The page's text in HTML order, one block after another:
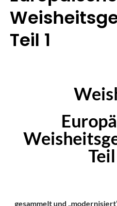
Teil 1
gesammelt und